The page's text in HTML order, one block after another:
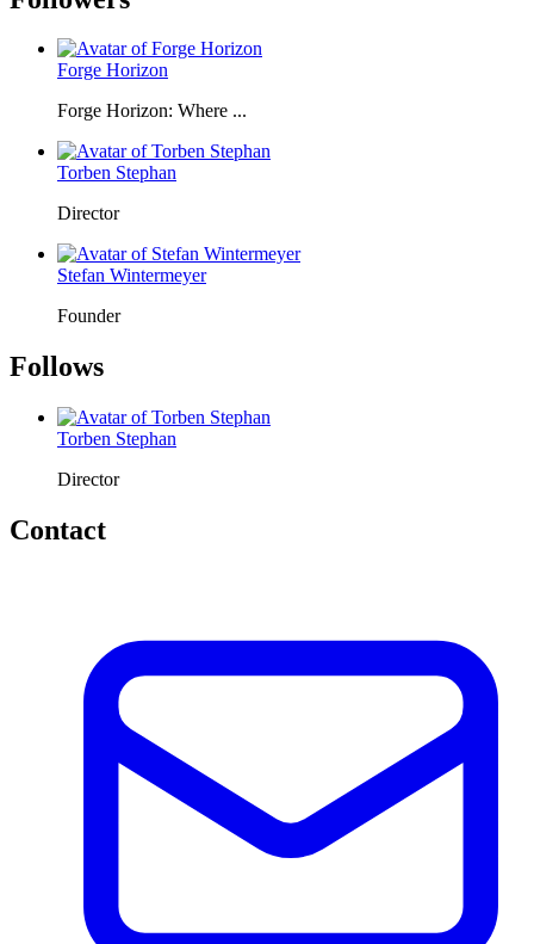
Forge Horizon
Forge Horizon: Where ...
Torben Stephan
Director
Stefan Wintermeyer
Founder
Follows
Torben Stephan
Director
Contact